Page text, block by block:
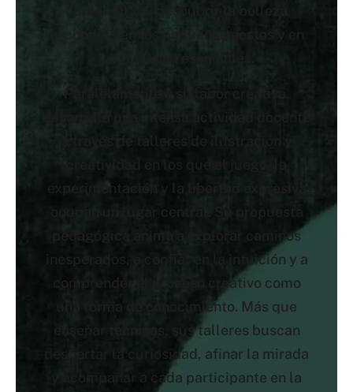
Paralelamente a su labor creativa,
desarrolla una intensa actividad docente
a través de talleres de ilustración y
creatividad en los que el juego, la
experimentación y la libertad expresiva
pedagógica anima a explorar caminos
inesperados, a confiar en la intuición y a
comprender el proceso creativo como
una forma de conocimiento. Más que
enseñar técnicas, sus talleres buscan
despertar la curiosidad, afinar la mirada
y acompañar a cada participante en la